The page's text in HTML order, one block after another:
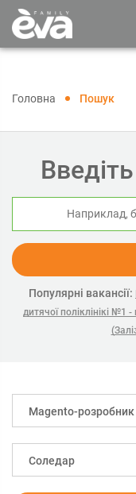
Головна Пошук
Популярні вакансії:
дитячої поліклінікі №1 -
Magento-розробник
Соледар